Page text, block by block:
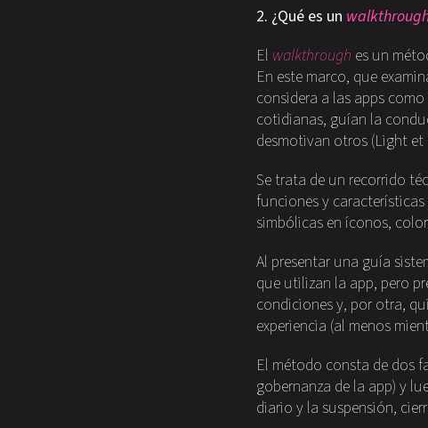
2. ¿Qué es un
El walkthrough es un
En este marco, que
considera a las apps
cotidianas, guían la
desmotivan otros (Light et
Se trata de un recorrido
funciones y
simbólicas en íconos,
Al presentar una guía
que utilizan la app, pero
condiciones y, por otra,
experiencia (al menos
El método consta de dos
gobernanza de la app) y
diario y la suspensión,